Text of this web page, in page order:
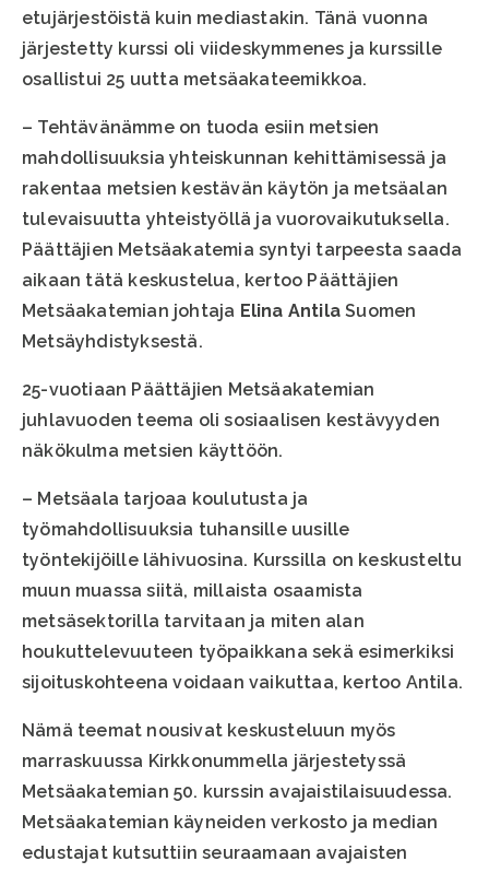
etujärjestöistä kuin mediastakin. Tänä vuonna
järjestetty kurssi oli viideskymmenes ja kurssille
osallistui 25 uutta metsäakateemikkoa.
– Tehtävänämme on tuoda esiin metsien
mahdollisuuksia yhteiskunnan kehittämisessä ja
rakentaa metsien kestävän käytön ja metsäalan
tulevaisuutta yhteistyöllä ja vuorovaikutuksella.
Päättäjien Metsäakatemia syntyi tarpeesta saada
aikaan tätä keskustelua, kertoo Päättäjien
Metsäakatemian johtaja Elina Antila Suomen
Metsäyhdistyksestä.
25-vuotiaan Päättäjien Metsäakatemian
juhlavuoden teema oli sosiaalisen kestävyyden
näkökulma metsien käyttöön.
– Metsäala tarjoaa koulutusta ja
työmahdollisuuksia tuhansille uusille
työntekijöille lähivuosina. Kurssilla on keskusteltu
muun muassa siitä, millaista osaamista
metsäsektorilla tarvitaan ja miten alan
houkuttelevuuteen työpaikkana sekä esimerkiksi
sijoituskohteena voidaan vaikuttaa, kertoo Antila.
Nämä teemat nousivat keskusteluun myös
marraskuussa Kirkkonummella järjestetyssä
Metsäakatemian 50. kurssin avajaistilaisuudessa.
Metsäakatemian käyneiden verkosto ja median
edustajat kutsuttiin seuraamaan avajaisten